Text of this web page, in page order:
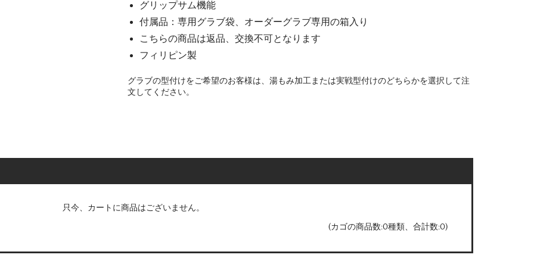
グリップサム機能
付属品：専用グラブ袋、オーダーグラブ専用の箱入り
こちらの商品は返品、交換不可となります
フィリピン製
グラブの型付けをご希望のお客様は、湯もみ加工または実戦型付けのどちらかを選択して注
文してください。
只今、カートに商品はございません。
(カゴの商品数:0種類、合計数:0)